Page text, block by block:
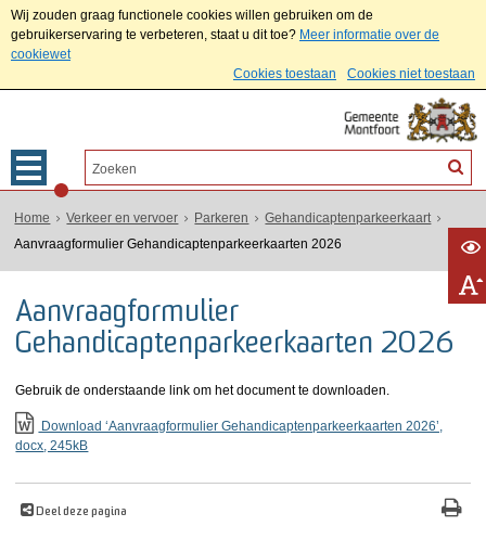
Wij zouden graag functionele cookies willen gebruiken om de
gebruikerservaring te verbeteren, staat u dit toe? Meer informatie over de
cookiewet
Cookies toestaan
Cookies niet toestaan
Home Verkeer en vervoer Parkeren
Gehandicaptenparkeerkaart
Aanvraagformulier Gehandicaptenparkeerkaarten 2026
Aanvraagformulier
Gehandicaptenparkeerkaarten 2026
Gebruik de onderstaande link om het document te downloaden.
Download ‘Aanvraagformulier Gehandicaptenparkeerkaarten 2026’,
docx, 245kB
Deel deze pagina